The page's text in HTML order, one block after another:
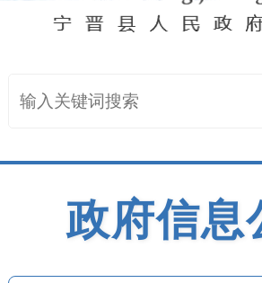
政府信息